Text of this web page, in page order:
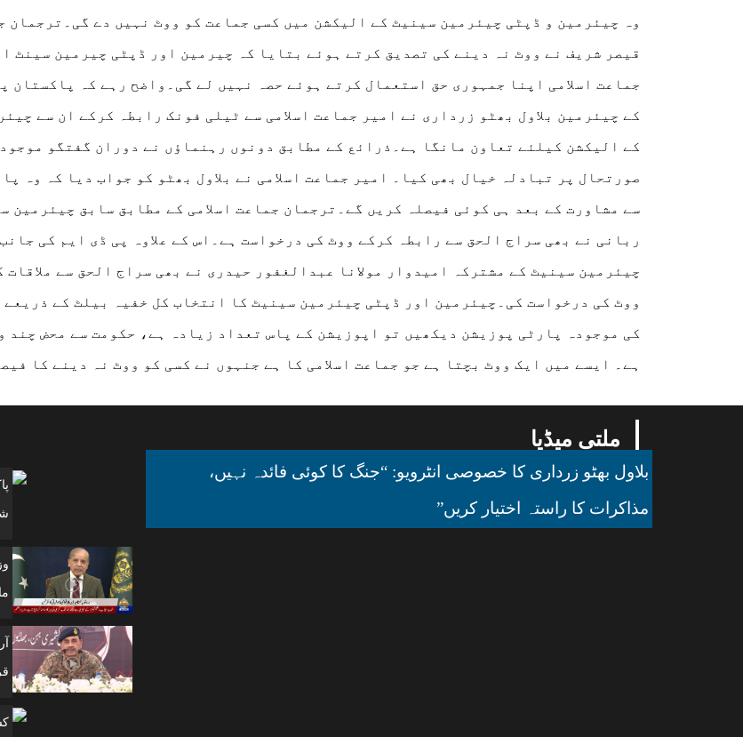
وہ چیئرمین و ڈپٹی چیئرمین سینیٹ کے الیکشن میں کسی جماعت کو ووٹ نہیں دے گی۔ترجمان
قیصر شریف نے ووٹ نہ دینے کی تصدیق کرتے ہوئے بتایا کہ چیرمین اور ڈپٹی چیرمین سینٹ
جماعت اسلامی اپنا جمہوری حق استعمال کرتے ہوئے حصہ نہیں لے گی۔واضح رہے کہ پاکستان
کے چیئرمین بلاول بھٹو زرداری نے امیر جماعت اسلامی سے ٹیلی فونک رابطہ کرکے ان سے
کے الیکشن کیلئے تعاون مانگا ہے۔ذرائع کے مطابق دونوں رہنماؤں نے دوران گفتگو
صورتحال پر تبادلہ خیال بھی کیا۔ امیر جماعت اسلامی نے بلاول بھٹو کو جواب دیا کہ وہ
سے مشاورت کے بعد ہی کوئی فیصلہ کریں گے۔ترجمان جماعت اسلامی کے مطابق سابق چیئرمین
ربانی نے بھی سراج الحق سے رابطہ کرکے ووٹ کی درخواست ہے۔اس کے علاوہ پی ڈی ایم کی
چیئرمین سینیٹ کے مشترکہ امیدوار مولانا عبدالغفور حیدری نے بھی سراج الحق سے ملاقات
ووٹ کی درخواست کی۔چیئرمین اور ڈپٹی چیئرمین سینیٹ کا انتخاب کل خفیہ بیلٹ کے
کی موجودہ پارٹی پوزیشن دیکھیں تو اپوزیشن کے پاس تعداد زیادہ ہے، حکومت سے محض چند
ہے۔ ایسے میں ایک ووٹ بچتا ہے جو جماعت اسلامی کا ہے جنہوں نے کسی کو ووٹ نہ دینے کا
ملتی میڈیا
بلاول بھٹو زرداری کا خصوصی انٹرویو: “جنگ کا کوئی فائدہ نہیں،
مذاکرات کا راستہ اختیار کریں”